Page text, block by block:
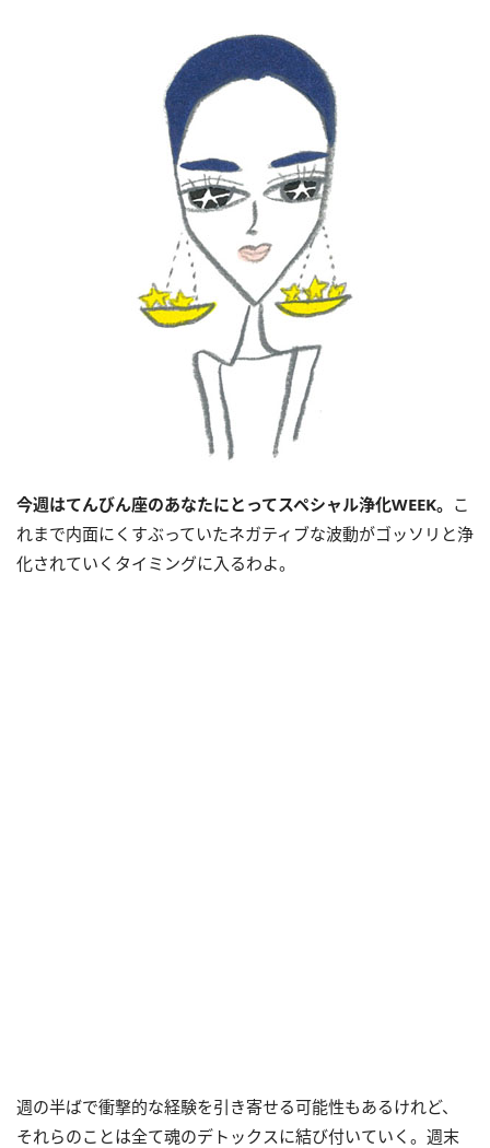
今週はてんびん座のあなたにとってスペシャル浄化WEEK。 こ
れまで内面にくすぶっていたネガティブな波動がゴッソリと浄
化されていくタイミングに入るわよ。
週の半ばで衝撃的な経験を引き寄せる可能性もあるけれど、
それらのことは全て魂のデトックスに結び付いていく。週末